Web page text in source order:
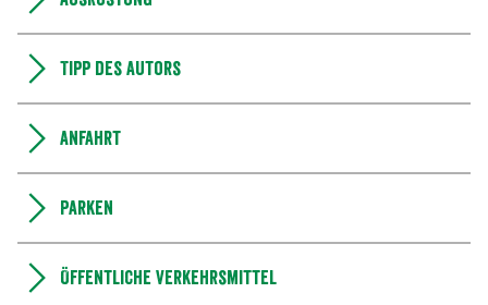
Tipp des Autors
Anfahrt
Parken
Öffentliche Verkehrsmittel